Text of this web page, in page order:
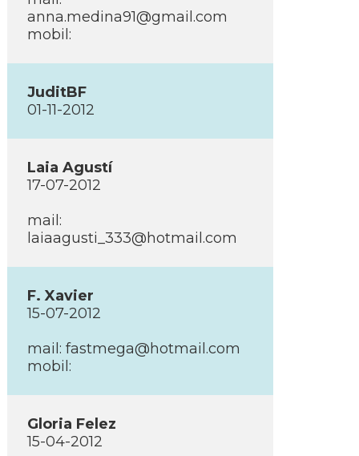
anna.medina91@gmail.com
mobil:
JuditBF
01-11-2012
Laia Agustí­
17-07-2012
mail:
laiaagusti_333@hotmail.com
F. Xavier
15-07-2012
mail: fastmega@hotmail.com
mobil:
Gloria Felez
15-04-2012